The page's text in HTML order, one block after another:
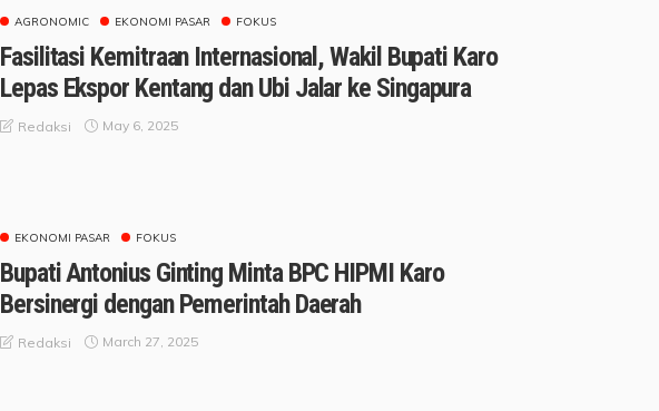
AGRONOMIC EKONOMI PASAR FOKUS
Fasilitasi Kemitraan Internasional, Wakil Bupati Karo
Lepas Ekspor Kentang dan Ubi Jalar ke Singapura
Redaksi May 6, 2025
EKONOMI PASAR FOKUS
Bupati Antonius Ginting Minta BPC HIPMI Karo
Bersinergi dengan Pemerintah Daerah
Redaksi March 27, 2025